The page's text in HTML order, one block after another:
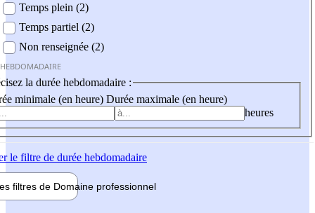
Temps plein (2)
Temps partiel (2)
Non renseignée (2)
la durée hebdomadaire :
minimale (en heure) Durée maximale (en heure)
heures
le filtre de durée hebdomadaire
filtres de Domaine professionnel